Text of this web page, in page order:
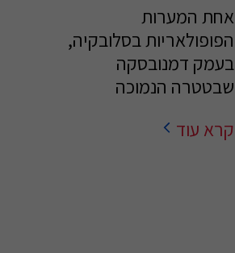
אחת המערות
הפופולאריות בסלובקיה,
בעמק דמנובסקה
שבטטרה הנמוכה
קרא עוד